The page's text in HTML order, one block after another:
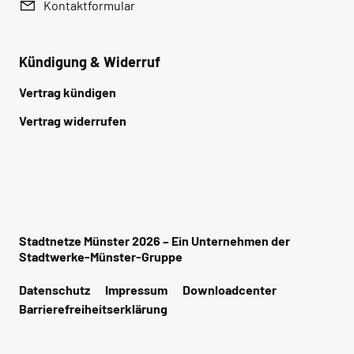
Marktkommunikation Gas
Versorgungssicherheit
Fragen & Antworten
Kontaktformular
Kündigung & Widerruf
Vertrag kündigen
Vertrag widerrufen
Stadtnetze Münster 2026 – Ein Unternehmen der
Stadtwerke-Münster-Gruppe
Datenschutz Impressum
Downloadcenter
Barrierefreiheitserklärung